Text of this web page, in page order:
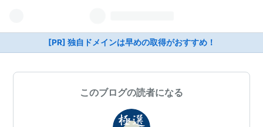
[PR] 独自ドメインは早めの取得がおすすめ！
このブログの読者になる